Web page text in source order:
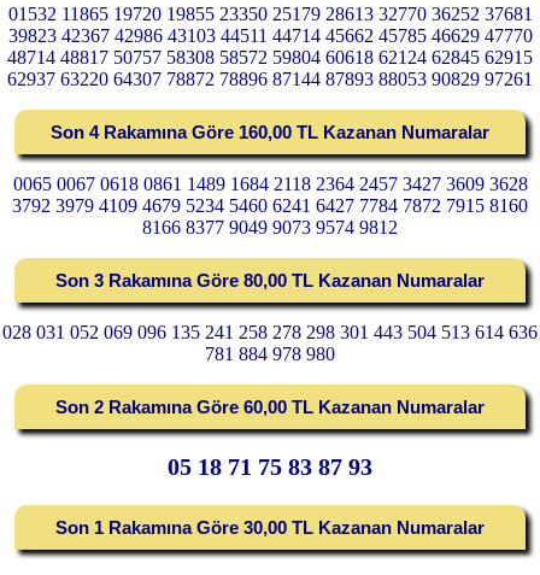
01532 11865 19720 19855 23350 25179 28613 32770 36252 37681
39823 42367 42986 43103 44511 44714 45662 45785 46629 47770
48714 48817 50757 58308 58572 59804 60618 62124 62845 62915
62937 63220 64307 78872 78896 87144 87893 88053 90829 97261
Son 4 Rakamına Göre 160,00 TL Kazanan Numaralar
0065 0067 0618 0861 1489 1684 2118 2364 2457 3427 3609 3628
3792 3979 4109 4679 5234 5460 6241 6427 7784 7872 7915 8160
8166 8377 9049 9073 9574 9812
Son 3 Rakamına Göre 80,00 TL Kazanan Numaralar
028 031 052 069 096 135 241 258 278 298 301 443 504 513 614 636
781 884 978 980
Son 2 Rakamına Göre 60,00 TL Kazanan Numaralar
05 18 71 75 83 87 93
Son 1 Rakamına Göre 30,00 TL Kazanan Numaralar